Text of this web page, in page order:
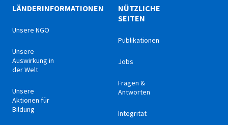
LÄNDERINFORMATIONEN
Unsere NGO
Unsere
Auswirkung in
der Welt
Unsere
Aktionen für
Bildung
NÜTZLICHE
SEITEN
Publikationen
Jobs
Fragen &
Antworten
Integrität